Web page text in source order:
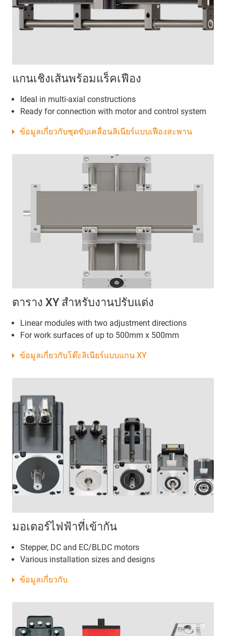
แกนเชิงเส้นพร้อมแร็คเฟือง
Ideal in multi-axial constructions
Ready for connection with motor and control system
ข้อมูลเกี่ยวกับชุดขับเคลื่อนลิเนียร์แบบเฟืองสะพาน
ตาราง XY สำหรับงานปรับแต่ง
Linear modules with two adjustment directions
For work surfaces of up to 500mm x 500mm
ข้อมูลเกี่ยวกับโต๊ะลิเนียร์แบบแกน XY
มอเตอร์ไฟฟ้าที่เข้ากัน
Stepper, DC and EC/BLDC motors
Various installation sizes and designs
ข้อมูลเกี่ยวกับ